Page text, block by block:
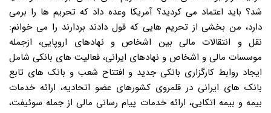
شد؟ باید اعتماد می کردید؟ آمریکا وعده داد که تحریم ها را برمی
دارد، من بخشی از تحریم هایی که قول دادند بردارند را می خوانم:
نقل و انتقالات مالی بین اشخاص و نهادهای اروپایی، ازجمله
موسسات مالی و اشخاص و نهادهای ایرانی، فعالیت های بانکی شامل
ایجاد روابط کارگزاری بانکی جدید و افتتاح شعب و بانک های تابع
بانک های ایرانی در قلمروی کشورهای عضو اتحادیه، ارائه خدمات
بیمه و بیمه اتکایی، ارائه خدمات پیام رسانی مالی از جمله سوئیفت،